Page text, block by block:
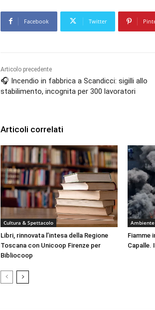
Facebook Twitter
Articolo precedente
🎧 Incendio in fabbrica a Scandicci: sigilli allo
stabilimento, incognita per 300 lavoratori
Articoli correlati
Cultura & Spettacolo
Libri, rinnovata l’intesa della Regione
Toscana con Unicoop Firenze per
Bibliocoop
Ambiente
Fiamme